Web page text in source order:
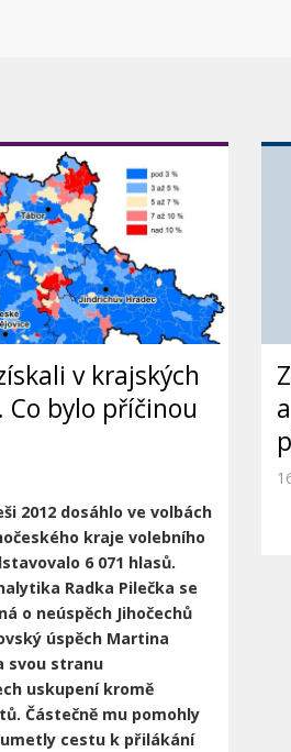
v krajských
Co bylo příčinou
2012 dosáhlo ve volbách
kraje volebního
6 071 hlasů.
Radka Pilečka se
o neúspěch Jihočechů
úspěch Martina
svou stranu
uskupení kromě
Částečně mu pomohly
cestu k přilákání